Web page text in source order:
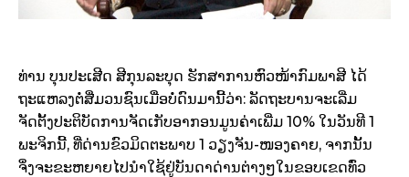
ທ່ານ ບຸນປະເສີດ ສີກຸນລະບຸດ ຮັກສາການຫົວໜ້າກົມພາສີ ໄດ້
ຖະແຫລງຕໍ່ສື່ມວນຊົນເມື່ອບໍ່ດົນມານີ້ວ່າ: ລັດຖະບານຈະເລີ່ມ
ຈັດຕັ້ງປະຕິບັດການຈັດເກັບອາກອນມູນຄ່າເພີ່ມ 10% ໃນວັນທີ 1
ພະຈິກນີ້, ທີ່ດ່ານຂົວມິດຕະພາບ 1 ວຽງຈັນ-ໜອງຄາຍ, ຈາກນັ້ນ
ຈຶ່ງຈະຂະຫຍາຍໄປນຳໃຊ້ຢູ່ບັນດາດ່ານຕ່າງໆໃນຂອບເຂດທົ່ວ